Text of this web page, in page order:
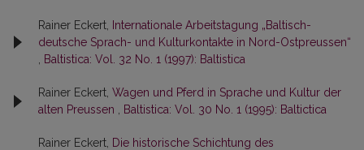
Rainer Eckert,
Internationale Arbeitstagung „Baltisch-
deutsche Sprach- und Kulturkontakte in Nord-Ostpreussen“
Baltistica: Vol. 32 No. 1 (1997): Baltistica
Rainer Eckert, Wagen und Pferd in Sprache und Kultur der
alten Preussen
Baltistica: Vol. 30 No. 1 (1995): Baltictica
Rainer Eckert, Die historische Schichtung des